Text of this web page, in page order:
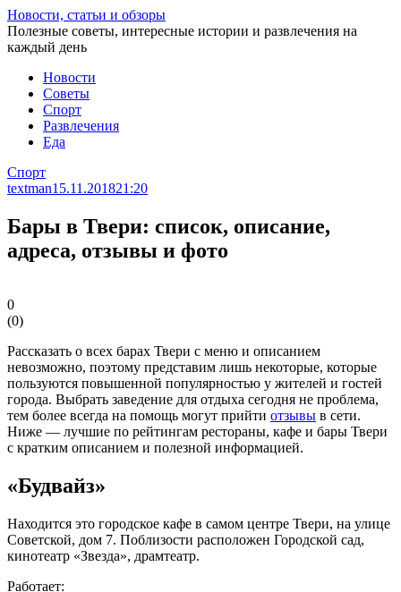
Перейти
к
статье
Новости, статьи и обзоры
Полезные советы, интересные истории и развлечения на
каждый день
Новости
Советы
Спорт
Развлечения
Еда
Спорт
textman15.11.201821:20
Бары в Твери: список, описание,
адреса, отзывы и фото
0
(0)
Рассказать о всех барах Твери с меню и описанием
невозможно, поэтому представим лишь некоторые, которые
пользуются повышенной популярностью у жителей и гостей
города. Выбрать заведение для отдыха сегодня не проблема,
тем более всегда на помощь могут прийти отзывы в сети.
Ниже — лучшие по рейтингам рестораны, кафе и бары Твери
с кратким описанием и полезной информацией.
«Будвайз»
Находится это городское кафе в самом центре Твери, на улице
Советской, дом 7. Поблизости расположен Городской сад,
кинотеатр «Звезда», драмтеатр.
Работает: